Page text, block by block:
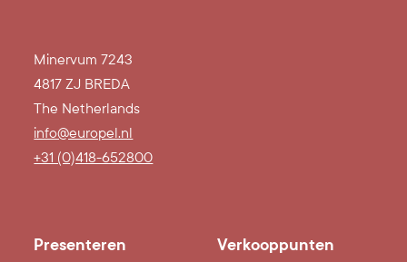
Minervum 7243
4817 ZJ BREDA
The Netherlands
info@europel.nl
+31 (0)418-652800
Presenteren
Verkooppunten